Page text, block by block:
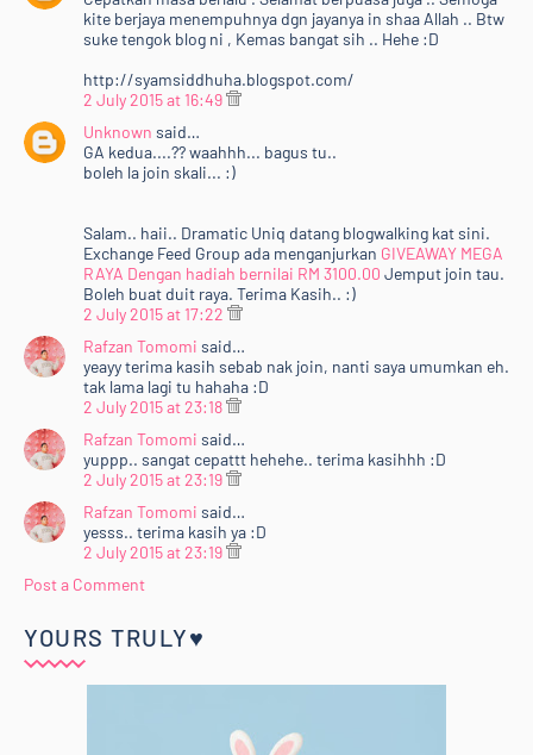
kite berjaya menempuhnya dgn jayanya in shaa Allah .. Btw
suke tengok blog ni , Kemas bangat sih .. Hehe :D
http://syamsiddhuha.blogspot.com/
2 July 2015 at 16:49
Unknown said…
GA kedua....?? waahhh... bagus tu..
boleh la join skali... :)
Salam.. haii.. Dramatic Uniq datang blogwalking kat sini.
Exchange Feed Group ada menganjurkan GIVEAWAY MEGA
RAYA Dengan hadiah bernilai RM 3100.00 Jemput join tau.
Boleh buat duit raya. Terima Kasih.. :)
2 July 2015 at 17:22
Rafzan Tomomi said…
yeayy terima kasih sebab nak join, nanti saya umumkan eh.
tak lama lagi tu hahaha :D
2 July 2015 at 23:18
Rafzan Tomomi said…
yuppp.. sangat cepattt hehehe.. terima kasihhh :D
2 July 2015 at 23:19
Rafzan Tomomi said…
yesss.. terima kasih ya :D
2 July 2015 at 23:19
Post a Comment
YOURS TRULY♥